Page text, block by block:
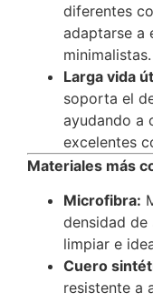
diferentes
adaptarse a
minimalistas.
Larga vida
soporta el
ayudando a
excelentes
Materiales más
Microfibra:
densidad de
limpiar e
Cuero
resistente a